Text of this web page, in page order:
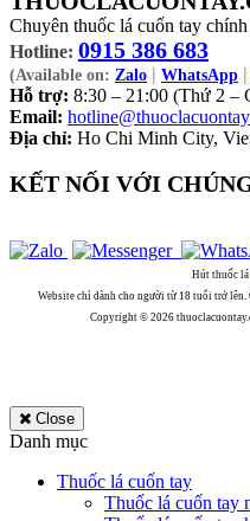
Chuyên thuốc lá cuốn tay
Hotline: 0915 386 683
(Available on: Zalo | WhatsApp |
Hỗ trợ: 8:30 – 21:00 (Thứ 2 –
Email:
Địa chỉ: Ho Chi Minh City,
KẾT NỐI VỚI
Hút thuốc lá
Website chỉ dành cho người từ 18 tuổi trở
Copyright © 2026
Close
Danh mục
Thuốc lá cuốn tay
Thuốc lá cuốn tay